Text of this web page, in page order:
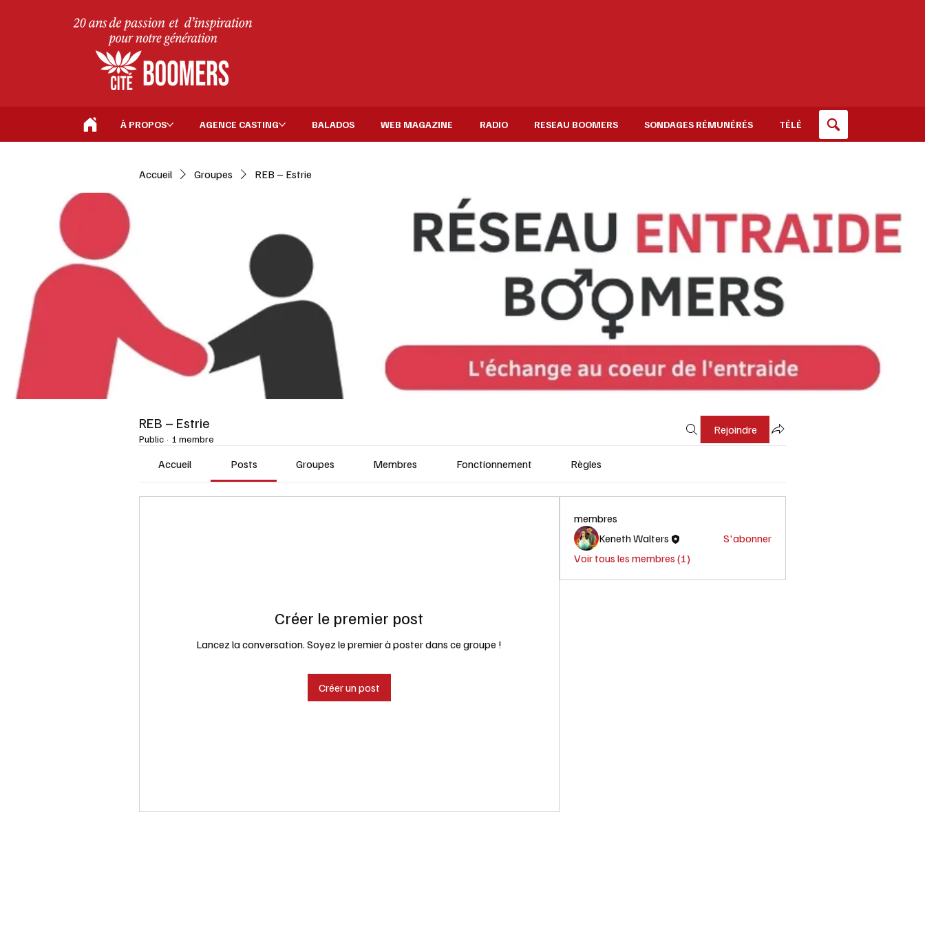
À PROPOS AGENCE CASTING BALADOS WEB MAGAZINE RADIO RESEAU BOOMERS SONDAGES RÉMUNÉRÉS TÉLÉ
Accueil Groupes REB – Estrie
REB – Estrie
Public · 1 membre
Rejoindre
Accueil Posts Groupes Membres Fonctionnement Règles
Créer le premier post
Lancez la conversation. Soyez le premier à poster dans ce groupe !
Créer un post
membres
Keneth Walters
S'abonner
Voir tous les membres (1)